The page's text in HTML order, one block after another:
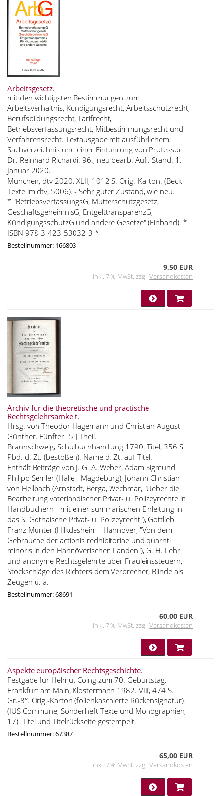
Arbeitsgesetz.
mit den wichtigsten Bestimmungen zum
Arbeitsverhältnis, Kündigungsrecht, Arbeitsschutzrecht,
Berufsbildungsrecht, Tarifrecht,
Betriebsverfassungsrecht, Mitbestimmungsrecht und
Verfahrensrecht. Textausgabe mit ausführlichem
Sachverzeichnis und einer Einführung von Professor
Dr. Reinhard Richardi. 96., neu bearb. Aufl. Stand: 1.
Januar 2020.
München, dtv 2020. XLII, 1012 S. Orig.-Karton. (Beck-
Texte im dtv, 5006). - Sehr guter Zustand, wie neu.
* "BetriebsverfassungsG, Mutterschutzgesetz,
GeschäftsgeheimnisG, EntgelttransparenzG,
KündigungsschutzG und andere Gesetze" (Einband). *
ISBN 978-3-423-53032-3 *
Bestellnummer: 166803
9,50 EUR
inkl. 7 % MwSt. zzgl.Versandkosten
Archiv für die theoretische und practische
Rechtsgelehrsamkeit.
Hrsg. von Theodor Hagemann und Christian August
Günther. Fünfter [5.] Theil.
Braunschweig, Schulbuchhandlung 1790. Titel, 356 S.
Pbd. d. Zt. (bestoßen). Name d. Zt. auf Titel.
Enthält Beiträge von J. G. A. Weber, Adam Sigmund
Philipp Semler (Halle - Magdeburg), Johann Christian
von Hellbach (Arnstadt, Berga, Wechmar, "Ueber die
Bearbeitung vaterländischer Privat- u. Polizeyrechte in
Handbüchern - mit einer summarischen Einleitung in
das S. Gothaische Privat- u. Polizeyrecht"), Gottlieb
Franz Münter (Hilkdesheim - Hannover, "Von dem
Gebrauche der actionis redhibitoriae und quarnti
minoris in den Hannöverischen Landen"), G. H. Lehr
und anonyme Rechtsgelehrte über Fräuleinssteuern,
Stockschläge des Richters dem Verbrecher, Blinde als
Zeugen u. a.
Bestellnummer: 68691
60,00 EUR
inkl. 7 % MwSt. zzgl.Versandkosten
Aspekte europäischer Rechtsgeschichte.
Festgabe für Helmut Coing zum 70. Geburtstag.
Frankfurt am Main, Klostermann 1982. VIII, 474 S.
Gr.-8°. Orig.-Karton (folienkaschierte Rückensignatur).
(IUS Commune, Sonderheft Texte und Monographien,
17). Titel und Titelrückseite gestempelt.
Bestellnummer: 67387
65,00 EUR
inkl. 7 % MwSt. zzgl.Versandkosten